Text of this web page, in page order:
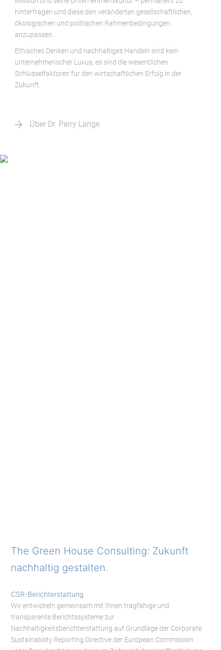
hinterfragen und diese den veränderten gesellschaftlichen,
ökologischen und politischen Rahmenbedingungen
anzupassen.
Ethisches Denken und nachhaltiges Handeln sind kein
unternehmerischer Luxus, es sind die wesentlichen
Schlüsselfaktoren für den wirtschaftlichen Erfolg in der
Zukunft.
Über Dr. Perry Lange
The Green House Consulting: Zukunft
nachhaltig gestalten.
CSR-Berichterstattung
Wir entwickeln gemeinsam mit Ihnen tragfähige und
transparente Berichtssysteme zur
Nachhaltigkeitsberichterstattung auf Grundlage der Corporate
Sustainability Reporting Directive der European Commission